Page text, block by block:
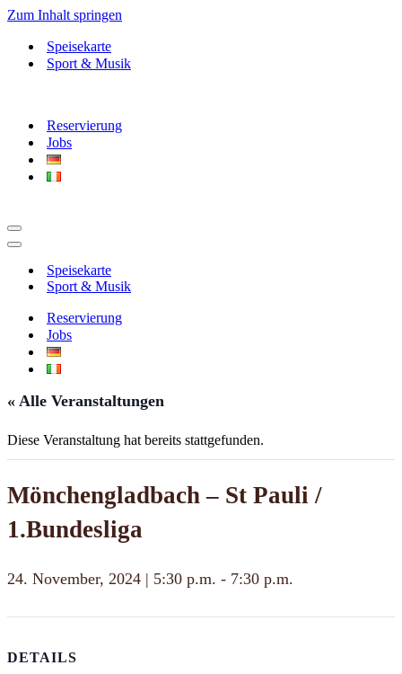
Zum Inhalt springen
Speisekarte
Sport & Musik
Reservierung
Jobs
Navigationsmenü
Navigationsmenü
Speisekarte
Sport & Musik
Reservierung
Jobs
« Alle Veranstaltungen
Diese Veranstaltung hat bereits stattgefunden.
Mönchengladbach – St Pauli /
1.Bundesliga
24. November, 2024 | 5:30 p.m. - 7:30 p.m.
DETAILS